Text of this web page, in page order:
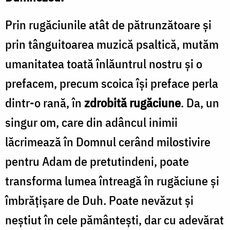
Prin rugăciunile atât de pătrunzătoare și
prin tânguitoarea muzică psaltică, mutăm
umanitatea toată înlăuntrul nostru și o
prefacem, precum scoica își preface perla
dintr-o rană, în zdrobită rugăciune. Da, un
singur om, care din adâncul inimii
lăcrimează în Domnul cerând milostivire
pentru Adam de pretutindeni, poate
transforma lumea întreagă în rugăciune și
îmbrățișare de Duh. Poate nevăzut și
neștiut în cele pământești, dar cu adevărat